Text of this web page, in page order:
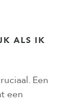
ALS IK
Een
een